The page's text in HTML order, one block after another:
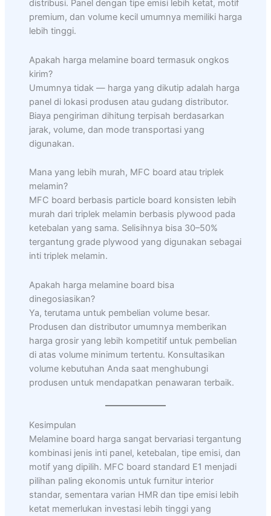
distribusi. Panel dengan tipe emisi lebih ketat, motif
premium, dan volume kecil umumnya memiliki harga
lebih tinggi.
Apakah harga melamine board termasuk ongkos
kirim?
Umumnya tidak — harga yang dikutip adalah harga
panel di lokasi produsen atau gudang distributor.
Biaya pengiriman dihitung terpisah berdasarkan
jarak, volume, dan mode transportasi yang
digunakan.
Mana yang lebih murah, MFC board atau triplek
melamin?
MFC board berbasis particle board konsisten lebih
murah dari triplek melamin berbasis plywood pada
ketebalan yang sama. Selisihnya bisa 30–50%
tergantung grade plywood yang digunakan sebagai
inti triplek melamin.
Apakah harga melamine board bisa
dinegosiasikan?
Ya, terutama untuk pembelian volume besar.
Produsen dan distributor umumnya memberikan
harga grosir yang lebih kompetitif untuk pembelian
di atas volume minimum tertentu. Konsultasikan
volume kebutuhan Anda saat menghubungi
produsen untuk mendapatkan penawaran terbaik.
Kesimpulan
Melamine board harga sangat bervariasi tergantung
kombinasi jenis inti panel, ketebalan, tipe emisi, dan
motif yang dipilih. MFC board standard E1 menjadi
pilihan paling ekonomis untuk furnitur interior
standar, sementara varian HMR dan tipe emisi lebih
ketat memerlukan investasi lebih tinggi yang